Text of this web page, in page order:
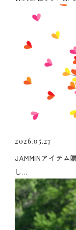
2026.05.27
JAMMINアイテム
し...